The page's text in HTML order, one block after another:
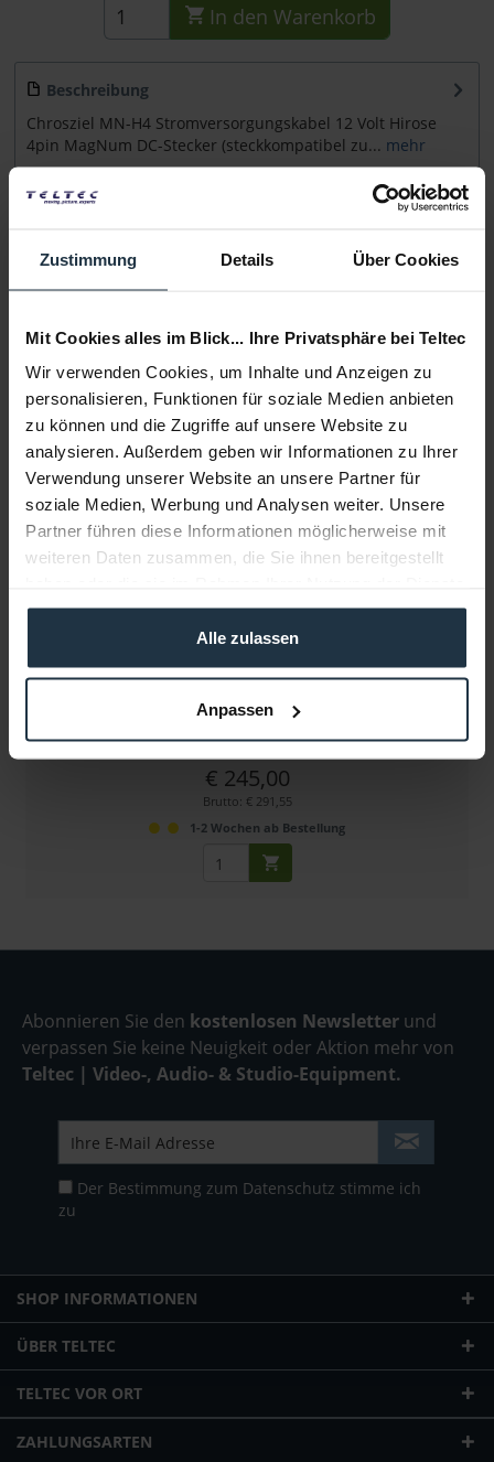
Zustimmung Details Über Cookies
Mit Cookies alles im Blick... Ihre Privatsphäre bei Teltec
Wir verwenden Cookies, um Inhalte und Anzeigen zu
personalisieren, Funktionen für soziale Medien anbieten
zu können und die Zugriffe auf unsere Website zu
analysieren. Außerdem geben wir Informationen zu Ihrer
Verwendung unserer Website an unsere Partner für
soziale Medien, Werbung und Analysen weiter. Unsere
Partner führen diese Informationen möglicherweise mit
weiteren Daten zusammen, die Sie ihnen bereitgestellt
gesammelt haben.
Alle zulassen
Anpassen
In den Warenkorb
Beschreibung
Chrosziel MN-H4 Stromversorgungskabel 12 Volt Hirose
4pin MagNum DC-Stecker (steckkompatibel zu... mehr
Beratung
Medien
Infos zu Hersteller & Produktsicherheit
Folgende Infos zum Hersteller sind verfübar......mehr
Weitere Artikel von Chrosziel ansehen
MagNum Stromversorgungskabel 12 Volt Hirose 4pin
€ 245,00
Brutto: € 291,55
1-2 Wochen ab Bestellung
Abonnieren Sie den kostenlosen Newsletter und
verpassen Sie keine Neuigkeit oder Aktion mehr von
Teltec | Video-, Audio- & Studio-Equipment.
Der Bestimmung zum Datenschutz stimme ich
zu
SHOP INFORMATIONEN
ÜBER TELTEC
TELTEC VOR ORT
ZAHLUNGSARTEN